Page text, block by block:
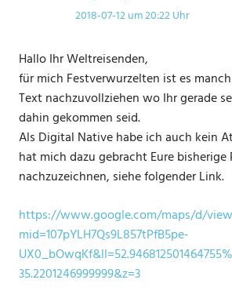
2018-07-12 um 20:22 Uhr
Hallo Ihr Weltreisenden,
für mich Festverwurzelten ist es
Text nachzuvollziehen wo Ihr gerade
dahin gekommen seid.
Als Digital Native habe ich auch kein
hat mich dazu gebracht Eure bisherige
nachzuzeichnen, siehe folgender Link.
https://www.google.com/maps/d/
mid=107pYLH7Qs9L857tPfB5pe-
35.2201246999999&z=3